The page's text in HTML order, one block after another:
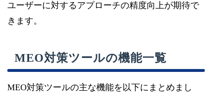
ユーザーに対するアプローチの精度向上が期待で
きます。
MEO対策ツールの機能一覧
MEO対策ツールの主な機能を以下にまとめまし